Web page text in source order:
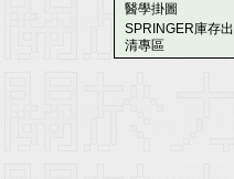
醫學掛圖
SPRINGER庫存出
清專區